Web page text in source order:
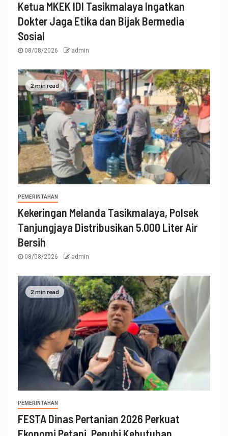
Ketua MKEK IDI Tasikmalaya Ingatkan
Dokter Jaga Etika dan Bijak Bermedia
Sosial
08/08/2026 admin
2 min read
PEMERINTAHAN
Kekeringan Melanda Tasikmalaya, Polsek
Tanjungjaya Distribusikan 5.000 Liter Air
Bersih
08/08/2026 admin
2 min read
PEMERINTAHAN
FESTA Dinas Pertanian 2026 Perkuat